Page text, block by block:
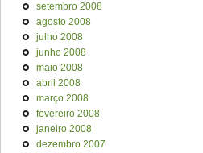
setembro 2008
agosto 2008
julho 2008
junho 2008
maio 2008
abril 2008
março 2008
fevereiro 2008
janeiro 2008
dezembro 2007